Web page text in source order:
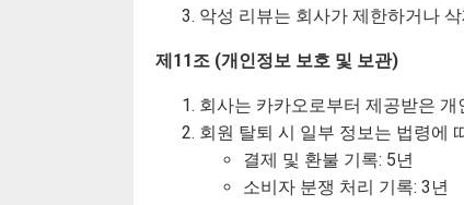
악성 리뷰는 회사가 제한하거나
제11조 (개인정보 보호 및 보관)
회사는 카카오로부터 제공받은
회원 탈퇴 시 일부 정보는 법령에
결제 및 환불 기록: 5년
소비자 분쟁 처리 기록: 3년